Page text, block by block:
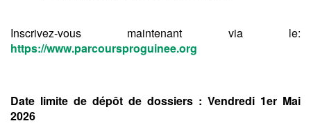
Inscrivez-vous maintenant via le:
https://www.parcoursproguinee.org⁠
Date limite de dépôt de dossiers : Vendredi 1er Mai
2026